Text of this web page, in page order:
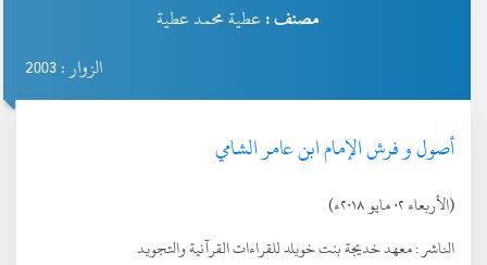
مصنف :عطية محمد عطية
الزوار : 2003
أصول و فرش الإمام ابن عامر الشامي
(الأربعاء ٠٢ مايو ٢٠١٨ء)
الناشر :معهد خديجة بنت خويلد للقراءات القرآنية والتجويد